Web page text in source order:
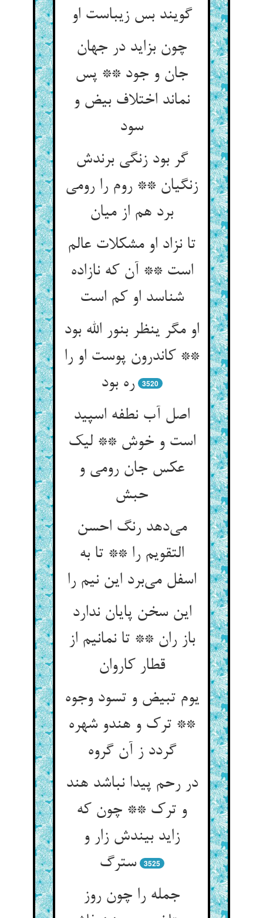
گویند بس زیباست او
چون بزاید در جهان
جان و جود ** پس
نماند اختلاف بیض و
سود
گر بود زنگی برندش
زنگیان ** روم را رومی
تا نزاد او مشکلات عالم
است ** آن که نازاده
شناسد او کم است‌‌
او مگر ینظر بنور الله بود
** کاندرون پوست او را
ره بود
3520
اصل آب نطفه اسپید
است و خوش ** لیک
عکس جان رومی و
می‌‌دهد رنگ احسن
التقویم را ** تا به
اسفل می‌‌برد این نیم را
این سخن پایان ندارد
باز ران ** تا نمانیم از
قطار کاروان‌‌
یوم تبیض و تسود وجوه
** ترک و هندو شهره
گردد ز آن گروه‌‌
در رحم پیدا نباشد هند
و ترک ** چون که
زاید بیندش زار و
سترگ‌‌
3525
جمله را چون روز